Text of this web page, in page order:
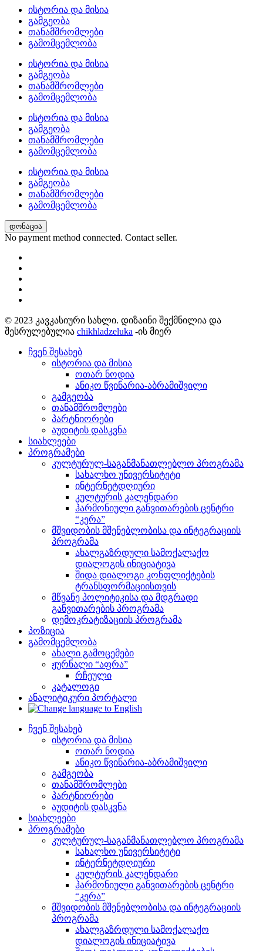
ისტორია და მისია
გამგეობა
თანამშრომლები
გამომცემლობა
ისტორია და მისია
გამგეობა
თანამშრომლები
გამომცემლობა
ისტორია და მისია
გამგეობა
თანამშრომლები
გამომცემლობა
ისტორია და მისია
გამგეობა
თანამშრომლები
გამომცემლობა
დონაცია
No payment method connected. Contact seller.
© 2023 კავკასიური სახლი. დიზაინი შექმნილია და
შესრულებულია chikhladzeluka -ის მიერ
ჩვენ შესახებ
ისტორია და მისია
ოთარ ნოდია
ანიკო წვინარია-აბრამიშვილი
გამგეობა
თანამშრომლები
პარტნიორები
აუდიტის დასკვნა
სიახლეები
პროგრამები
კულტურულ-საგანმანათლებლო პროგრამა
სახალხო უნივერსიტეტი
ინტერნეტდღიური
კულტურის კალენდარი
ჰარმონიული განვითარების ცენტრი
“კერა”
მშვიდობის მშენებლობისა და ინტეგრაციის
პროგრამა
ახალგაზრდული სამოქალაქო
დიალოგის ინიციატივა
შიდა დიალოგი კონფლიქტების
ტრანსფორმაციისთვის
მწვანე პოლიტიკისა და მდგრადი
განვითარების პროგრამა
დემოკრატიზაციის პროგრამა
პოზიცია
გამომცემლობა
ახალი გამოცემები
ჟურნალი “აფრა”
რჩეული
კატალოგი
ანალიტიკური პორტალი
ჩვენ შესახებ
ისტორია და მისია
ოთარ ნოდია
ანიკო წვინარია-აბრამიშვილი
გამგეობა
თანამშრომლები
პარტნიორები
აუდიტის დასკვნა
სიახლეები
პროგრამები
კულტურულ-საგანმანათლებლო პროგრამა
სახალხო უნივერსიტეტი
ინტერნეტდღიური
კულტურის კალენდარი
ჰარმონიული განვითარების ცენტრი
“კერა”
მშვიდობის მშენებლობისა და ინტეგრაციის
პროგრამა
ახალგაზრდული სამოქალაქო
დიალოგის ინიციატივა